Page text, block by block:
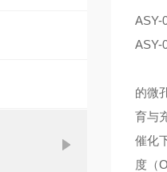
ASY-
ASY-
的微
育与
催化
度（